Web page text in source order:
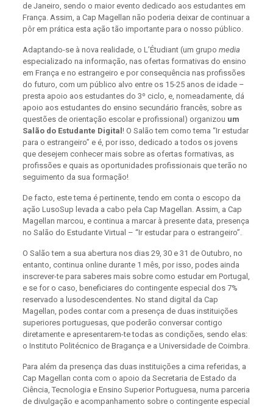
de Janeiro, sendo o maior evento dedicado aos estudantes em
França. Assim, a Cap Magellan não poderia deixar de continuar a
pôr em prática esta ação tão importante para o nosso público.
Adaptando-se à nova realidade, o L’Étudiant (um grupo media
especializado na informação, nas ofertas formativas do ensino
em França e no estrangeiro e por consequência nas profissões
do futuro, com um público alvo entre os 15-25 anos de idade –
presta apoio aos estudantes do 3º ciclo, e, nomeadamente, dá
apoio aos estudantes do ensino secundário francês, sobre as
questões de orientação escolar e profissional) organizou um
Salão do Estudante Digital ! O Salão tem como tema “Ir estudar
para o estrangeiro” e é, por isso, dedicado a todos os jovens
que desejem conhecer mais sobre as ofertas formativas, as
profissões e quais as oportunidades profissionais que terão no
seguimento da sua formação!
De facto, este tema é pertinente, tendo em conta o escopo da
ação LusoSup levada a cabo pela Cap Magellan. Assim, a Cap
Magellan marcou, e continua a marcar à presente data, presença
no Salão do Estudante Virtual – “Ir estudar para o estrangeiro”.
O Salão tem a sua abertura nos dias 29, 30 e 31 de Outubro, no
entanto, continua online durante 1 mês, por isso, podes ainda
inscrever-te para saberes mais sobre como estudar em Portugal,
e se for o caso, beneficiares do contingente especial dos 7%
reservado a lusodescendentes. No stand digital da Cap
Magellan, podes contar com a presença de duas instituições
superiores portuguesas, que poderão conversar contigo
diretamente e apresentarem-te todas as condições, sendo elas:
o Instituto Politécnico de Bragança e a Universidade de Coimbra.
Para além da presença das duas instituições a cima referidas, a
Cap Magellan conta com o apoio da Secretaria de Estado da
Ciência, Tecnologia e Ensino Superior Portuguesa, numa parceria
de divulgação e acompanhamento sobre o contingente especial